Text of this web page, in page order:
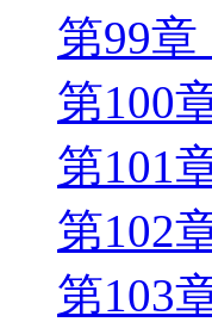
第99
第100
第101
第102
第103